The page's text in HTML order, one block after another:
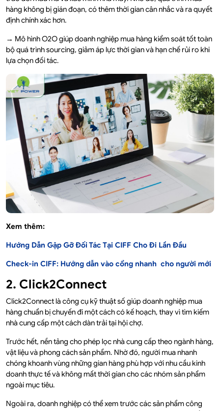
hàng không bị gián đoạn, có thêm thời gian cân nhắc và ra quyết
định chính xác hơn.
→ Mô hình O2O giúp doanh nghiệp mua hàng kiểm soát tốt toàn
bộ quá trình sourcing, giảm áp lực thời gian và hạn chế rủi ro khi
lựa chọn đối tác.
Xem thêm:
Hướng Dẫn Gặp Gỡ Đối Tác Tại CIFF Cho Đi Lần Đầu
Check-in CIFF: Hướng dẫn vào cổng nhanh cho người mới
2. Click2Connect
Click2Connect là công cụ kỹ thuật số giúp doanh nghiệp mua
hàng chuẩn bị chuyến đi một cách có kế hoạch, thay vì tìm kiếm
nhà cung cấp một cách dàn trải tại hội chợ.
Trước hết, nền tảng cho phép lọc nhà cung cấp theo ngành hàng,
vật liệu và phong cách sản phẩm. Nhờ đó, người mua nhanh
chóng khoanh vùng những gian hàng phù hợp với nhu cầu kinh
doanh thực tế và không mất thời gian cho các nhóm sản phẩm
ngoài mục tiêu.
Ngoài ra, doanh nghiệp có thể xem trước các sản phẩm công